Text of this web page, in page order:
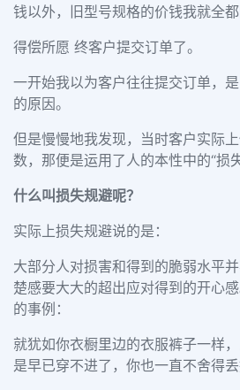
钱以外，旧型号规格的价钱我就全都
得偿所愿 终客户提交订单了。
一开始我以为客户往往提交订单，
的原因。
但是慢慢地我发现，当时客户实际
数，那便是运用了人的本性中的“损失
什么叫损失规避呢？
实际上损失规避说的是：
大部分人对损害和得到的脆弱水平
楚感要大大的超出应对得到的开心感
的事例：
就犹如你衣橱里边的衣服裤子一样
是早已穿不进了，你也一直不舍得丢